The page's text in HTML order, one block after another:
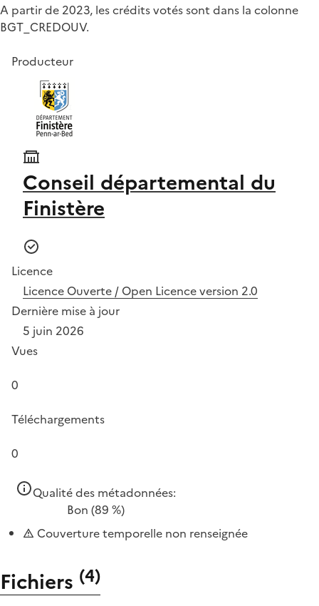
A partir de 2023, les crédits votés sont dans la colonne
BGT_CREDOUV.
Producteur
Conseil départemental du
Finistère
Licence
Licence Ouverte / Open Licence version 2.0
Dernière mise à jour
5 juin 2026
Vues
0
Téléchargements
0
Qualité des métadonnées:
Bon (89 %)
Couverture temporelle non renseignée
Fichiers (4)